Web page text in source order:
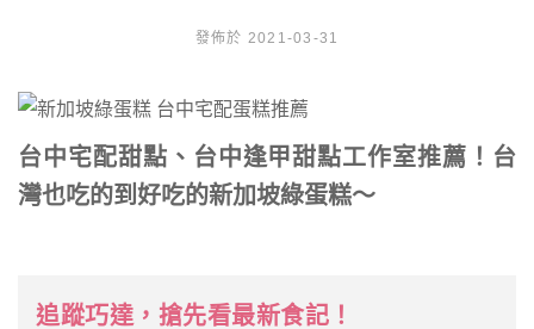
發佈於 2021-03-31
台中宅配甜點、台中逢甲甜點工作室推薦！台
灣也吃的到好吃的新加坡綠蛋糕～
追蹤巧達，搶先看最新食記！